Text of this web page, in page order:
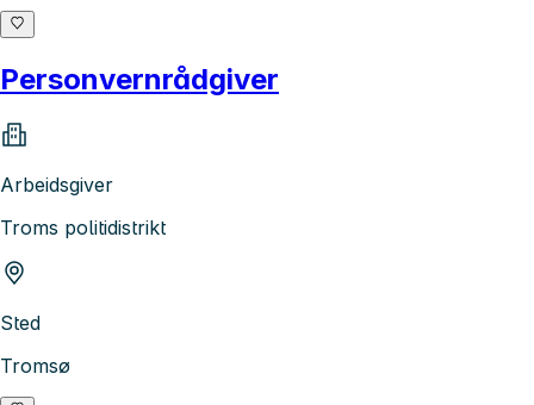
Personvernrådgiver
Arbeidsgiver
Troms politidistrikt
Sted
Tromsø